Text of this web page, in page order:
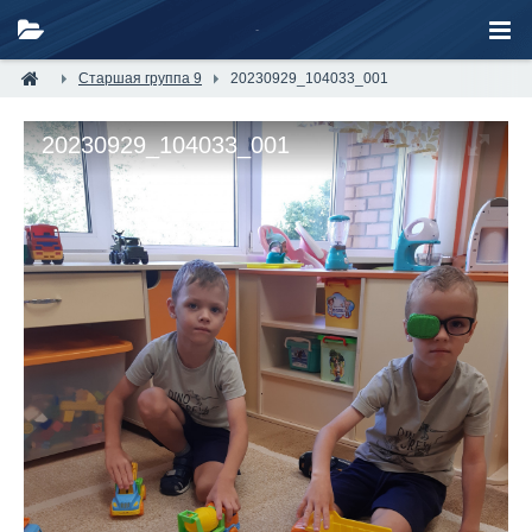
Старшая группа 9 20230929_104033_001
20230929_104033_001